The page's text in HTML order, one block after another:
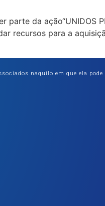
da ação“UNIDOS
recursos para a
naquilo em que ela pode